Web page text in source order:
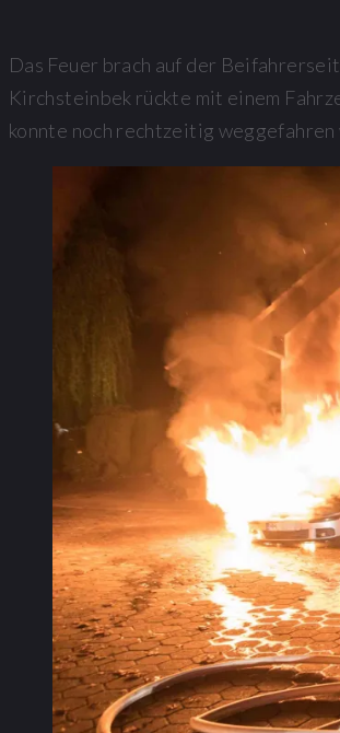
Das Feuer brach auf der
Kirchsteinbek rückte mit einem
konnte noch rechtzeitig weggefahren